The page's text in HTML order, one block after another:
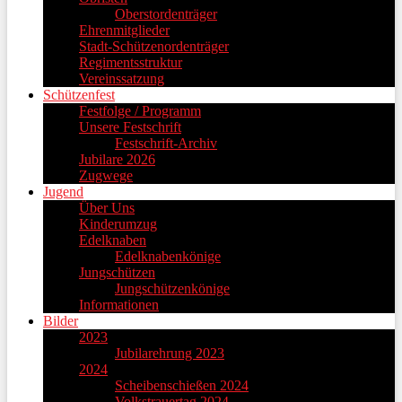
Oberstordenträger
Ehrenmitglieder
Stadt-Schützenordenträger
Regimentsstruktur
Vereinssatzung
Schützenfest
Festfolge / Programm
Unsere Festschrift
Festschrift-Archiv
Jubilare 2026
Zugwege
Jugend
Über Uns
Kinderumzug
Edelknaben
Edelknabenkönige
Jungschützen
Jungschützenkönige
Informationen
Bilder
2023
Jubilarehrung 2023
2024
Scheibenschießen 2024